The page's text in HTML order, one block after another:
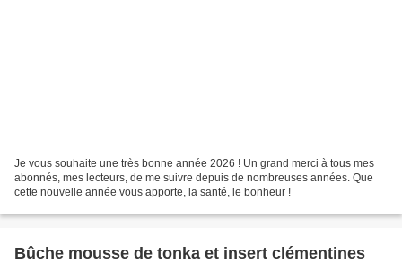
Je vous souhaite une très bonne année 2026 ! Un grand merci à tous mes
abonnés, mes lecteurs, de me suivre depuis de nombreuses années. Que
cette nouvelle année vous apporte, la santé, le bonheur !
Bûche mousse de tonka et insert clémentines